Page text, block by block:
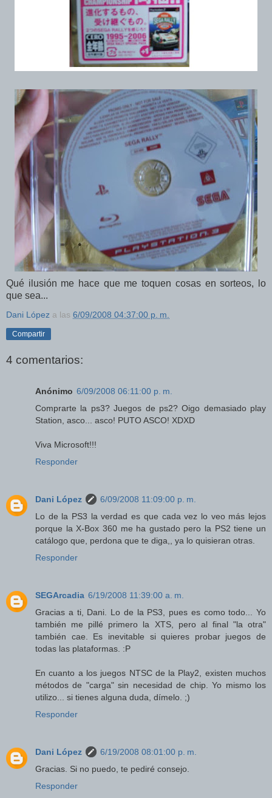
Qué ilusión me hace que me toquen cosas en sorteos, lo
que sea...
Dani López a las 6/09/2008 04:37:00 p. m.
Compartir
4 comentarios:
Anónimo 6/09/2008 06:11:00 p. m.
Comprarte la ps3? Juegos de ps2? Oigo demasiado play
Station, asco... asco! PUTO ASCO! XDXD
Viva Microsoft!!!
Responder
Dani López
6/09/2008 11:09:00 p. m.
Lo de la PS3 la verdad es que cada vez lo veo más lejos
porque la X-Box 360 me ha gustado pero la PS2 tiene un
catálogo que, perdona que te diga,, ya lo quisieran otras.
Responder
SEGArcadia 6/19/2008 11:39:00 a. m.
Gracias a ti, Dani. Lo de la PS3, pues es como todo... Yo
también me pillé primero la XTS, pero al final "la otra"
también cae. Es inevitable si quieres probar juegos de
todas las plataformas. :P
En cuanto a los juegos NTSC de la Play2, existen muchos
métodos de "carga" sin necesidad de chip. Yo mismo los
utilizo... si tienes alguna duda, dímelo. ;)
Responder
Dani López
6/19/2008 08:01:00 p. m.
Gracias. Si no puedo, te pediré consejo.
Responder